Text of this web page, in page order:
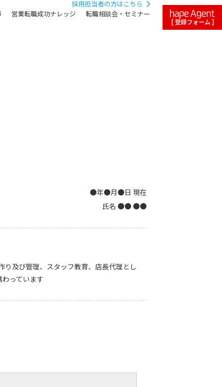
採用担当者の方はこちら
営業転職成功ナレッジ 転職相談会・セミナー
[ 登録フォーム ]
●年●月●日 現在
氏名 ●● ●●
及び管理、スタッフ教育、店長代理とし
っています